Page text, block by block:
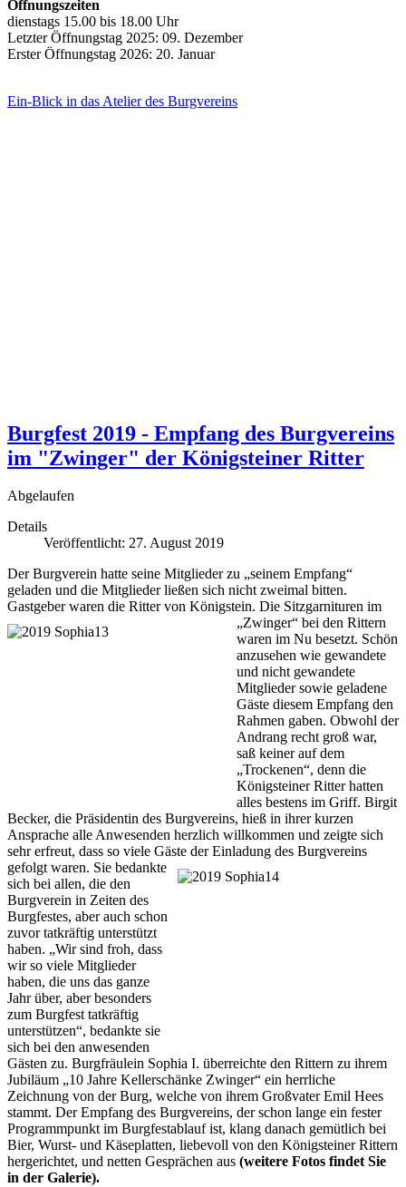
Öffnungszeiten
dienstags 15.00 bis 18.00 Uhr
Letzter Öffnungstag 2025: 09. Dezember
Erster Öffnungstag 2026: 20. Januar
Ein-Blick in das Atelier des Burgvereins
Burgfest 2019 - Empfang des Burgvereins
im "Zwinger" der Königsteiner Ritter
Abgelaufen
Details
Veröffentlicht: 27. August 2019
Der Burgverein hatte seine Mitglieder zu „seinem Empfang“
geladen und die Mitglieder ließen sich nicht zweimal bitten.
Gastgeber waren die Ritter von Königstein. Die Sitzgarnituren im
„Zwinger“ bei den Rittern
waren im Nu besetzt. Schön
anzusehen wie gewandete
und nicht gewandete
Mitglieder sowie geladene
Gäste diesem Empfang den
Rahmen gaben. Obwohl der
Andrang recht groß war,
saß keiner auf dem
„Trockenen“, denn die
Königsteiner Ritter hatten
alles bestens im Griff. Birgit
Becker, die Präsidentin des Burgvereins, hieß in ihrer kurzen
Ansprache alle Anwesenden herzlich willkommen und zeigte sich
sehr erfreut, dass so viele Gäste der Einladung des Burgvereins
gefolgt waren. Sie bedankte
sich bei allen, die den
Burgverein in Zeiten des
Burgfestes, aber auch schon
zuvor tatkräftig unterstützt
haben. „Wir sind froh, dass
wir so viele Mitglieder
haben, die uns das ganze
Jahr über, aber besonders
zum Burgfest tatkräftig
unterstützen“, bedankte sie
sich bei den anwesenden
Gästen zu. Burgfräulein Sophia I. überreichte den Rittern zu ihrem
Jubiläum „10 Jahre Kellerschänke Zwinger“ ein herrliche
Zeichnung von der Burg, welche von ihrem Großvater Emil Hees
stammt. Der Empfang des Burgvereins, der schon lange ein fester
Programmpunkt im Burgfestablauf ist, klang danach gemütlich bei
Bier, Wurst- und Käseplatten, liebevoll von den Königsteiner Rittern
hergerichtet, und netten Gesprächen aus (weitere Fotos findet Sie
in der Galerie).